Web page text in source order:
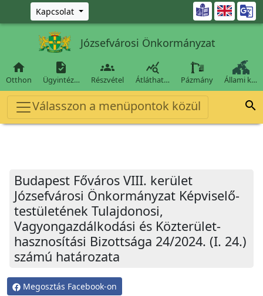
Ugrás a fő tartalomra
Kapcsolat 
Józsefvárosi Önkormányzat

Otthon

Ügyintéz…

Részvétel

Átláthat… Pázmány Állami k…
Válasszon a menüpontok közül 
Budapest Főváros VIII. kerület
Józsefvárosi Önkormányzat Képviselő-
testületének Tulajdonosi,
Vagyongazdálkodási és Közterület-
hasznosítási Bizottsága 24/2024. (I. 24.)
számú határozata
Megosztás Facebook-on